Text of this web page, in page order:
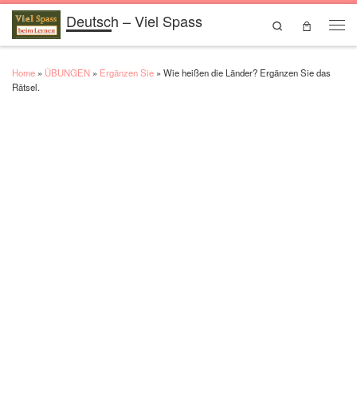
Skip to contentDeutsch – Viel Spass
Search
Home » ÜBUNGEN » Ergänzen Sie » Wie heißen die Länder? Ergänzen Sie das
Rätsel.